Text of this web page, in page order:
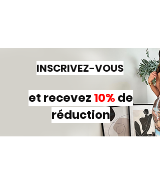
INSCRIVEZ-VOUS
et recevez10%de
réduction